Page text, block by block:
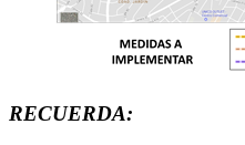
RECUERDA: